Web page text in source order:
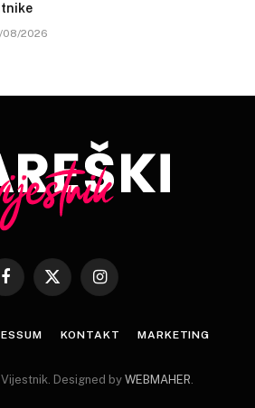
08/2026
Facebook
X
Instagram
KONTAKT MARKETING
Designed by WEBMAHER.